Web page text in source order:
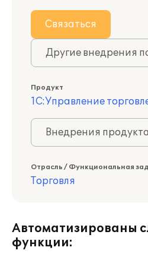
Связаться
Другие внедрения
Продукт
1С:Управление
Внедрения
Отрасль / Функциональная
Торговля
Автоматизированы
функции: